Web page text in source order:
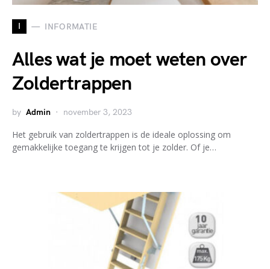
I INFORMATIE
Alles wat je moet weten over
Zoldertrappen
by Admin november 3, 2023
Het gebruik van zoldertrappen is de ideale oplossing om
gemakkelijke toegang te krijgen tot je zolder. Of je…